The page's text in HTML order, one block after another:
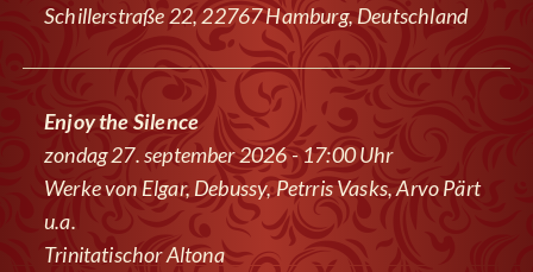
Schillerstraße 22, 22767 Hamburg, Deutschland
Enjoy the Silence
zondag 27. september 2026 - 17:00 Uhr
Werke von Elgar, Debussy, Petrris Vasks, Arvo Pärt
u.a.
Trinitatischor Altona